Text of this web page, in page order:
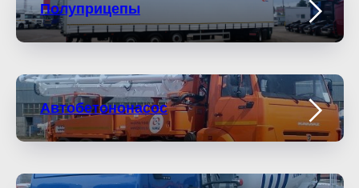
Полуприцепы
Автобетононасос